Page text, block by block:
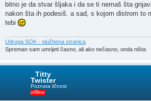
t
bitno je da stvar šljaka i da se ti nemaš šta
nakon šta ih podesiš. a sad, s kojom distrom to
tebi
Udruga SOK - službena stranica
Spreman sam umrijeti časno, ali ako nečasno, onda ništa
Titty
Twister
Poznata ličnost
offline